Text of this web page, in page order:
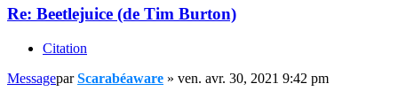
Re: Beetlejuice (de Tim Burton)
Citation
MessageparScarabéaware » ven. avr. 30, 2021 9:42 pm